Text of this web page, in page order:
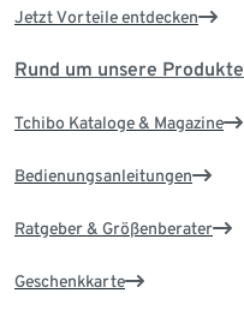
Jetzt Vorteile entdecken
Rund um unsere Produkte
Tchibo Kataloge & Magazine
Bedienungsanleitungen
Ratgeber & Größenberater
Geschenkkarte